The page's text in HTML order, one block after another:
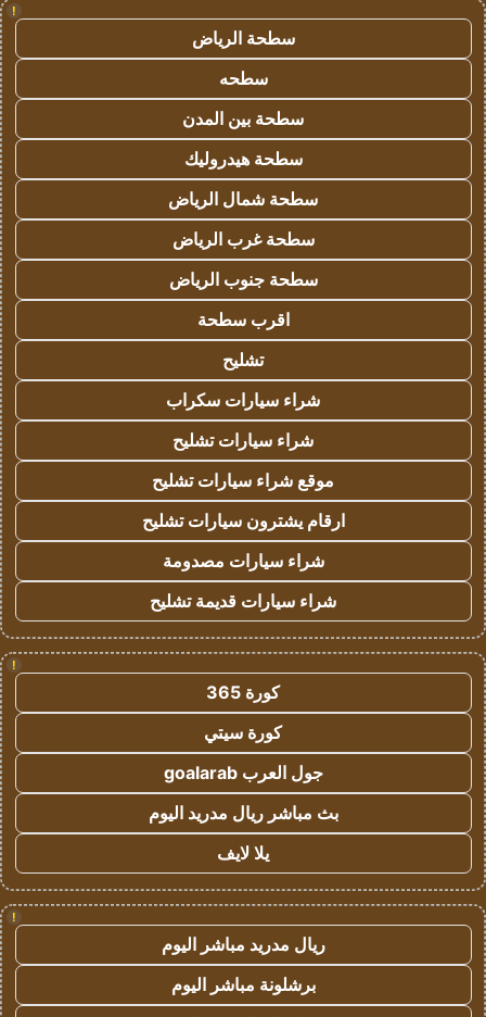
!
سطحة الرياض
سطحه
سطحة بين المدن
سطحة هيدروليك
سطحة شمال الرياض
سطحة غرب الرياض
سطحة جنوب الرياض
اقرب سطحة
تشليح
شراء سيارات سكراب
شراء سيارات تشليح
موقع شراء سيارات تشليح
ارقام يشترون سيارات تشليح
شراء سيارات مصدومة
شراء سيارات قديمة تشليح
!
كورة 365
كورة سيتي
جول العرب goalarab
بث مباشر ريال مدريد اليوم
يلا لايف
!
ريال مدريد مباشر اليوم
برشلونة مباشر اليوم